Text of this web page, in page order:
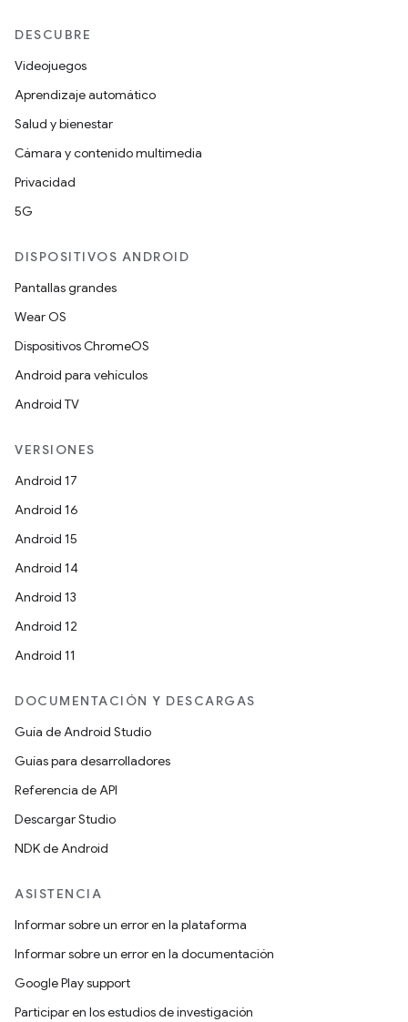
DESCUBRE
Videojuegos
Aprendizaje automático
Salud y bienestar
Cámara y contenido multimedia
Privacidad
5G
DISPOSITIVOS ANDROID
Pantallas grandes
Wear OS
Dispositivos ChromeOS
Android para vehículos
Android TV
VERSIONES
Android 17
Android 16
Android 15
Android 14
Android 13
Android 12
Android 11
DOCUMENTACIÓN Y DESCARGAS
Guía de Android Studio
Guías para desarrolladores
Referencia de API
Descargar Studio
NDK de Android
ASISTENCIA
Informar sobre un error en la plataforma
Informar sobre un error en la documentación
Google Play support
Participar en los estudios de investigación